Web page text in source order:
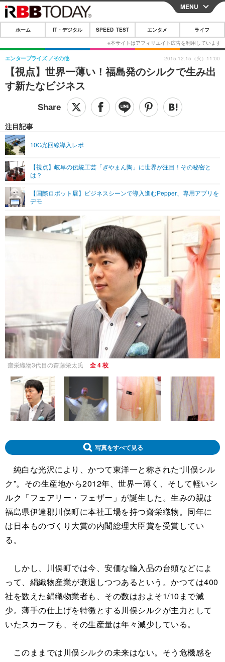
CLOSE
ホーム
IT・デジタル
IT・デジタルTOP スマートフォン
ショッピング その他
SPEED TEST
エンタメTOP 映画・ドラマ
ショッピング その他
ライフTOP
リリース一覧
プッシュ通知の停止方法
MENU
ホーム IT・デジタル SPEED TEST エンタメ ライフ
【視点】世界一薄い！福島発のシルクで生み出
す新たなビジネス
エンタープライズ その他
注目記事
10G光回線導入レポ
【視点】岐阜の伝統工芸「ぎやまん陶」に世界が注目！その秘密と
は？
【国際ロボット展】ビジネスシーンで導入進むPepper、専用アプリを
デモ
2015.12.15（火）11:00
齋栄織物3代目の齋藤栄太氏 全 4 枚
写真をすべて見る
純白な光沢により、かつて東洋一と称された“川俣シル
ク”。その生産地から2012年、世界一薄く、そして軽いシ
ルク「フェアリー・フェザー」が誕生した。生みの親は
福島県伊達郡川俣町に本社工場を持つ齋栄織物。同年に
は日本ものづくり大賞の内閣総理大臣賞を受賞してい
る。
しかし、川俣町では今、安価な輸入品の台頭などによ
って、絹織物産業が衰退しつつあるという。かつては400
社を数えた絹織物業者も、その数はおよそ1/10まで減
少。薄手の仕上げを特徴とする川俣シルクが主力として
いたスカーフも、その生産量は年々減少している。
このままでは川俣シルクの未来はない。そう危機感を